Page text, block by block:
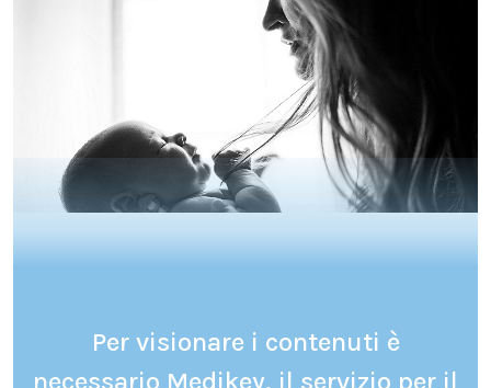
Per visionare i contenuti è
necessario Medikey, il servizio per il